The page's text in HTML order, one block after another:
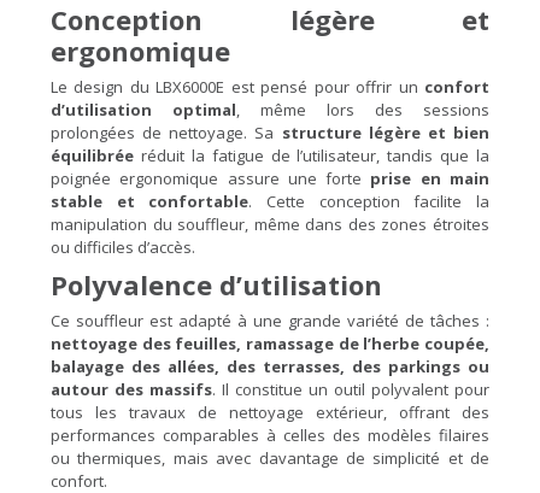
Conception légère et
ergonomique
Le design du LBX6000E est pensé pour offrir un confort
d’utilisation optimal, même lors des sessions
prolongées de nettoyage. Sa structure légère et bien
équilibrée réduit la fatigue de l’utilisateur, tandis que la
poignée ergonomique assure une forte prise en main
stable et confortable. Cette conception facilite la
manipulation du souffleur, même dans des zones étroites
ou difficiles d’accès.
Polyvalence d’utilisation
Ce souffleur est adapté à une grande variété de tâches :
nettoyage des feuilles, ramassage de l’herbe coupée,
balayage des allées, des terrasses, des parkings ou
autour des massifs. Il constitue un outil polyvalent pour
tous les travaux de nettoyage extérieur, offrant des
performances comparables à celles des modèles filaires
ou thermiques, mais avec davantage de simplicité et de
confort.